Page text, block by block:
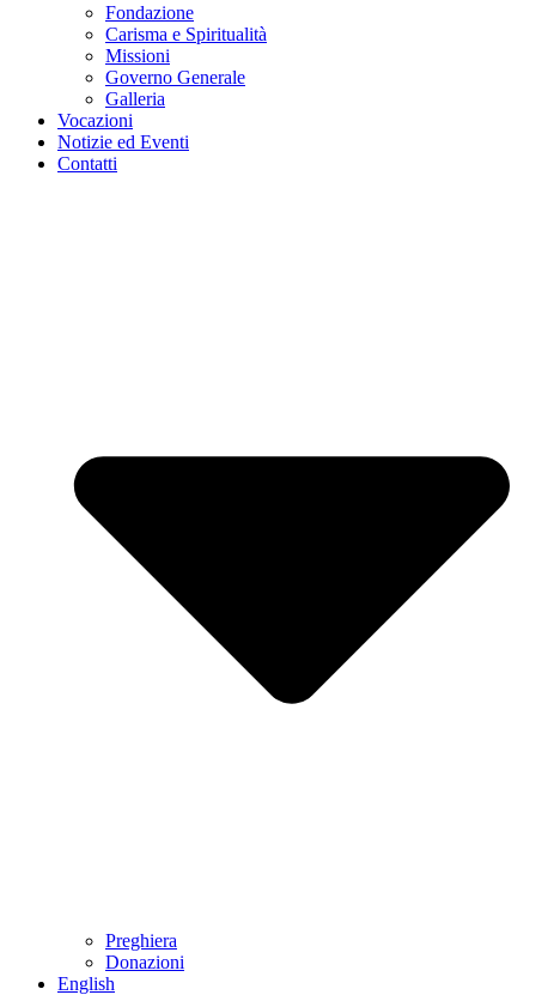
Fondazione
Carisma e Spiritualità
Missioni
Governo Generale
Galleria
Vocazioni
Notizie ed Eventi
Contatti
Preghiera
Donazioni
English